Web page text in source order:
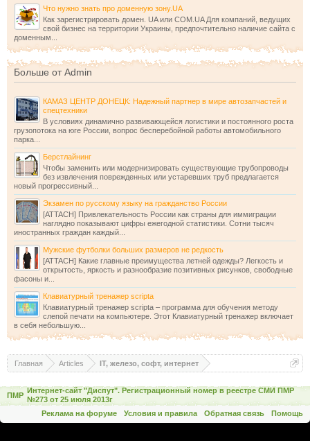
Что нужно знать про доменную зону.UA
Как зарегистрировать домен. UA или COM.UA Для компаний, ведущих
свой бизнес на территории Украины, предпочтительно наличие сайта с
доменным...
Больше от Admin
КАМАЗ ЦЕНТР ДОНЕЦК: Надежный партнер в мире автозапчастей и
спецтехники
В условиях динамично развивающейся логистики и постоянного роста
грузопотока на юге России, вопрос бесперебойной работы автомобильного
парка...
Берстлайнинг
Чтобы заменить или модернизировать существующие трубопроводы
без извлечения поврежденных или устаревших труб предлагается
новый прогрессивный...
Экзамен по русскому языку на гражданство России
[ATTACH] Привлекательность России как страны для иммиграции
наглядно показывают цифры ежегодной статистики. Сотни тысяч
иностранных граждан каждый...
Мужские футболки больших размеров не редкость
[ATTACH] Какие главные преимущества летней одежды? Легкость и
открытость, яркость и разнообразие позитивных рисунков, свободные
фасоны и...
Клавиатурный тренажер scripta
Клавиатурный тренажер scripta – программа для обучения методу
слепой печати на компьютере. Этот Клавиатурный тренажер включает
в себя небольшую...
Главная Articles IT, железо, софт, интернет
ПМР
Интернет-сайт "Диспут". Регистрационный номер в реестре СМИ ПМР
№273 от 25 июля 2013г
Реклама на форуме
Условия и правила Обратная связь Помощь